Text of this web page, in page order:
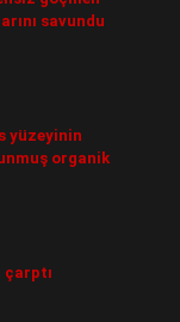
savundu
yüzeyinin
organik
çarptı